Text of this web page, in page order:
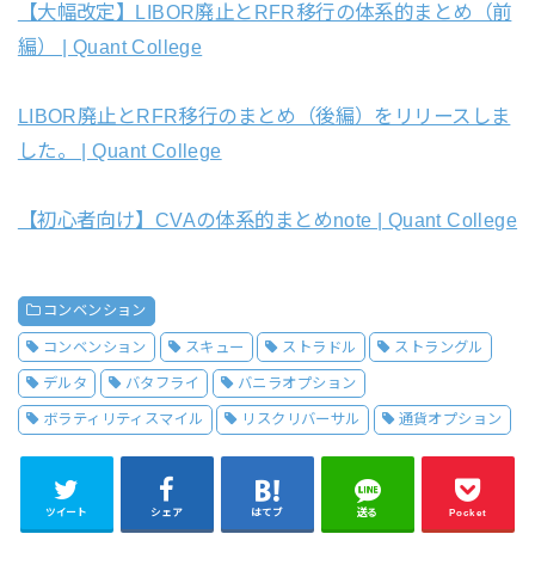
【大幅改定】LIBOR廃止とRFR移行の体系的まとめ（前
編） | Quant College
LIBOR廃止とRFR移行のまとめ（後編）をリリースしま
した。 | Quant College
【初心者向け】CVAの体系的まとめnote | Quant College
コンベンション
コンベンション スキュー ストラドル ストラングル
デルタ バタフライ バニラオプション
ボラティリティスマイル リスクリバーサル 通貨オプション
ツイート シェア はてブ 送る Pocket